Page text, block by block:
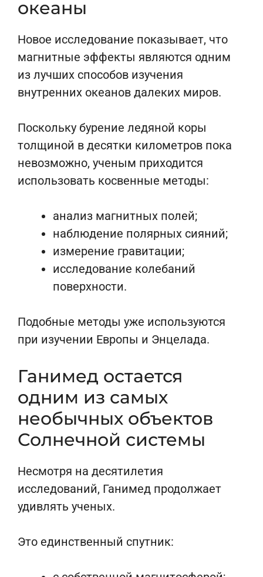
океаны
Новое исследование показывает, что
магнитные эффекты являются одним
из лучших способов изучения
внутренних океанов далеких миров.
Поскольку бурение ледяной коры
толщиной в десятки километров пока
невозможно, ученым приходится
использовать косвенные методы:
анализ магнитных полей;
наблюдение полярных сияний;
измерение гравитации;
исследование колебаний
поверхности.
Подобные методы уже используются
при изучении Европы и Энцелада.
Ганимед остается
одним из самых
необычных объектов
Солнечной системы
Несмотря на десятилетия
исследований, Ганимед продолжает
удивлять ученых.
Это единственный спутник: